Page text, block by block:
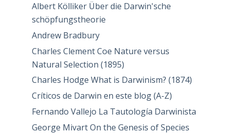
Albert Kölliker Über die Darwin'sche
schöpfungstheorie
Andrew Bradbury
Charles Clement Coe Nature versus
Natural Selection (1895)
Charles Hodge What is Darwinism? (1874)
Críticos de Darwin en este blog (A-Z)
Fernando Vallejo La Tautología Darwinista
George Mivart On the Genesis of Species